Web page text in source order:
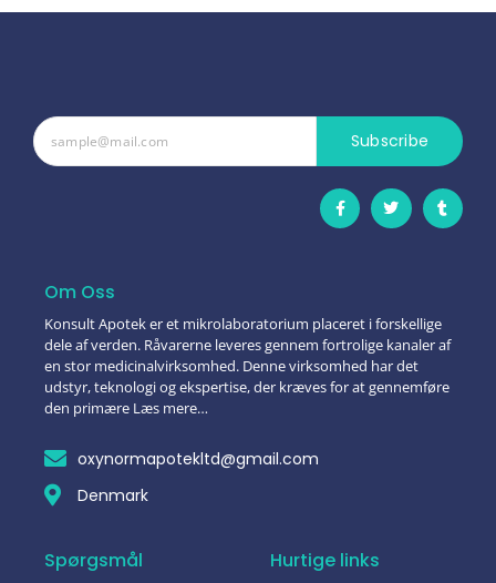
Subscribe
Om Oss
Konsult Apotek er et mikrolaboratorium placeret i forskellige
dele af verden. Råvarerne leveres gennem fortrolige kanaler af
en stor medicinalvirksomhed. Denne virksomhed har det
udstyr, teknologi og ekspertise, der kræves for at gennemføre
den primære Læs mere…
oxynormapotekltd@gmail.com
Denmark
Spørgsmål Hurtige links